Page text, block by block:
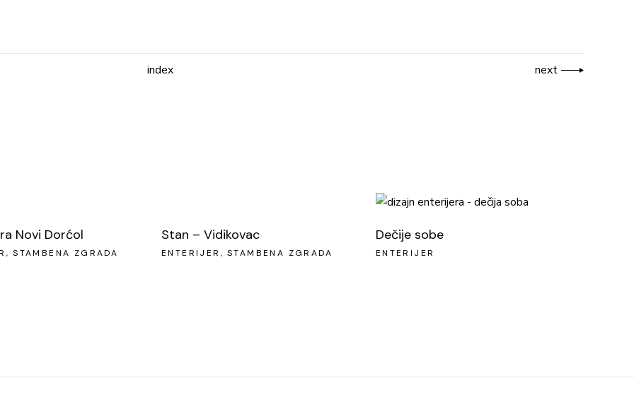
index next
Novi Dorćol
STAMBENA ZGRADA
Stan – Vidikovac
ENTERIJER STAMBENA ZGRADA
Dečije sobe
ENTERIJER